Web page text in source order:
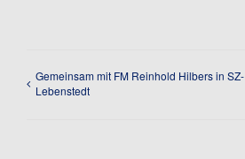
Gemeinsam mit FM Reinhold Hilbers in SZ-
Lebenstedt